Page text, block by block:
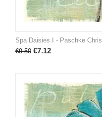
Spa Daisies I - Paschke Chris
€9.50 €7.12